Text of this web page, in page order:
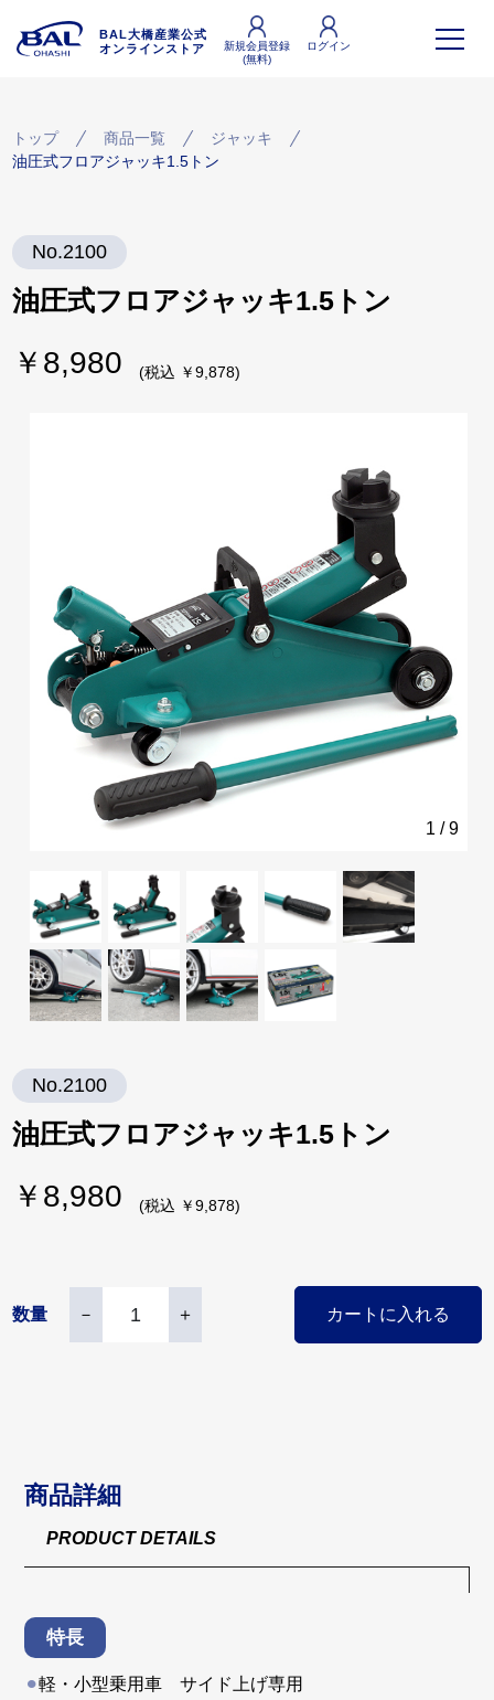
BAL大橋産業公式
オンラインストア
新規会員登録
(無料)
ログイン
トップ 商品一覧
ジャッキ
油圧式フロアジャッキ1.5トン
No.2100
油圧式フロアジャッキ1.5トン
￥8,980 (税込 ￥9,878)
1 /9
No.2100
油圧式フロアジャッキ1.5トン
￥8,980 (税込 ￥9,878)
数量 － ＋ カートに入れる
商品詳細
PRODUCT DETAILS
特長
⚫︎軽・小型乗用車 サイド上げ専用